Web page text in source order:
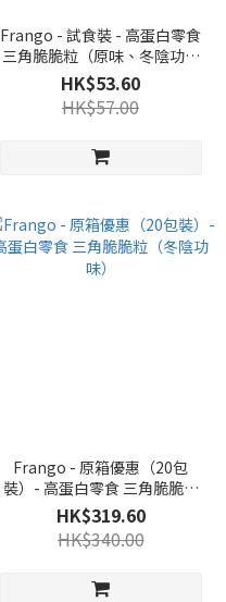
Frango - 試食裝 - 高蛋白零食
三角脆脆粒（原味、冬陰功、
忌廉洋蔥味）
HK$53.60
HK$57.00
Frango - 原箱優惠（20包
裝）- 高蛋白零食 三角脆脆粒
（冬陰功味）
HK$319.60
HK$340.00